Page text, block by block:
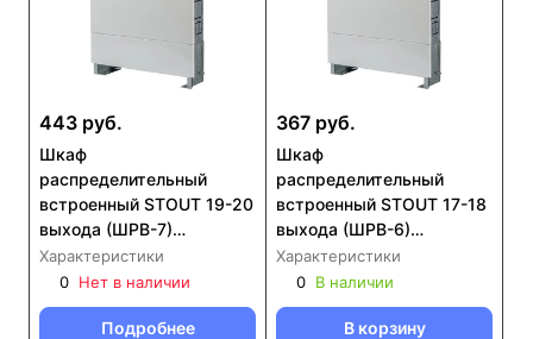
443 руб.
Шкаф
распределительный
встроенный STOUT 19-20
выхода (ШРВ-7)
670х125х1346 (SCC-
0002-001920)
Характеристики
0 Нет в наличии
Подробнее
367 руб.
Шкаф
распределительный
встроенный STOUT 17-18
выхода (ШРВ-6)
670х125х1196 (SCC-
0002-001718)
Характеристики
0 В наличии
В корзину